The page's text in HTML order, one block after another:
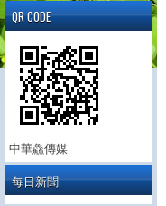
QR CODE
中華鱻傳媒
每日新聞